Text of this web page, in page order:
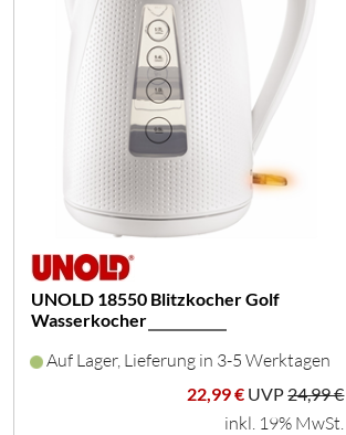
UNOLD 18550 Blitzkocher Golf
Wasserkocher
Auf Lager, Lieferung in 3-5 Werktagen
22,99 € UVP24,99 €
inkl. 19% MwSt.